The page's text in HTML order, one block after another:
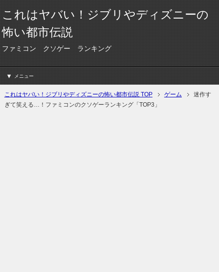
これはヤバい！ジブリやディズニーの
怖い都市伝説
ファミコン クソゲー ランキング
メニュー
これはヤバい！ジブリやディズニーの怖い都市伝説 TOP ゲーム
迷作す
ぎて笑える…！ファミコンのクソゲーランキング「TOP3」